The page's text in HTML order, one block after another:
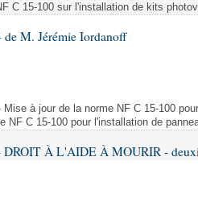
C 15-100 sur l'installation de kits
de M. Jérémie Iordanoff
à jour de la norme NF C 15-100
NF C 15-100 pour l'installation de
DROIT À L'AIDE À MOURIR -